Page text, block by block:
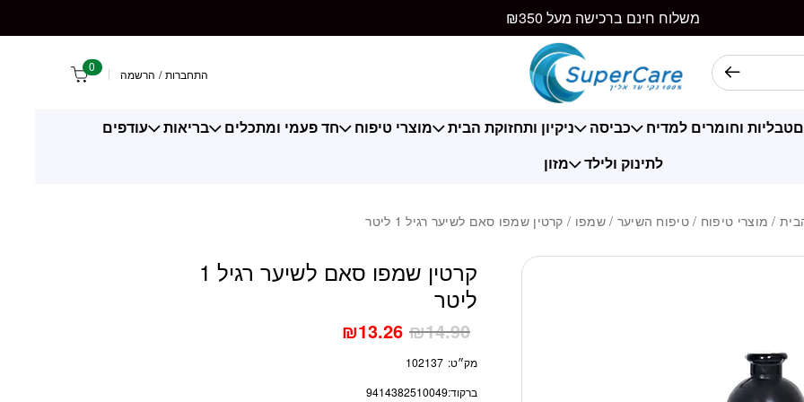
משלוח חינם ברכישה מעל ₪350
התחברות / הרשמה 0
טבליות וחומרים למדיח כביסה ניקיון ותחזוקת הבית מוצרי טיפוח חד פעמי ומתכלים בריאות
עודפים
לתינוק ולילד
מזון
/ מוצרי טיפוח /טיפוח השיער /שמפו / קרטין שמפו סאם לשיער רגיל 1 ליטר
קרטין שמפו סאם לשיער רגיל 1
ליטר
₪14.90
₪13.26
מק״ט: 102137
ברקוד:9414382510049